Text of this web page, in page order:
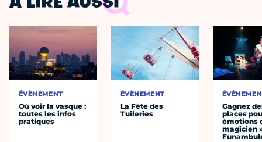
À LIRE AUSSI
ÉVÈNEMENT
Où voir la vasque :
toutes les infos
pratiques
ÉVÈNEMENT
La Fête des
Tuileries
Gagnez
places
émotions
magicien